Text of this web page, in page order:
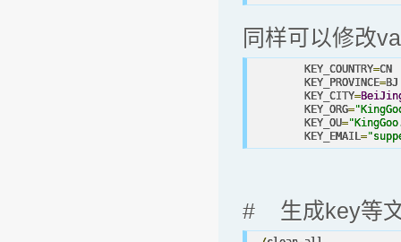
同样可以修改
	KEY_COUNTRY
=CN
	KEY_PROVINCE
=BJ
	KEY_CITY
=
	KEY_ORG
=
	KEY_OU
=
	KEY_EMAIL
=
# 生成key等文